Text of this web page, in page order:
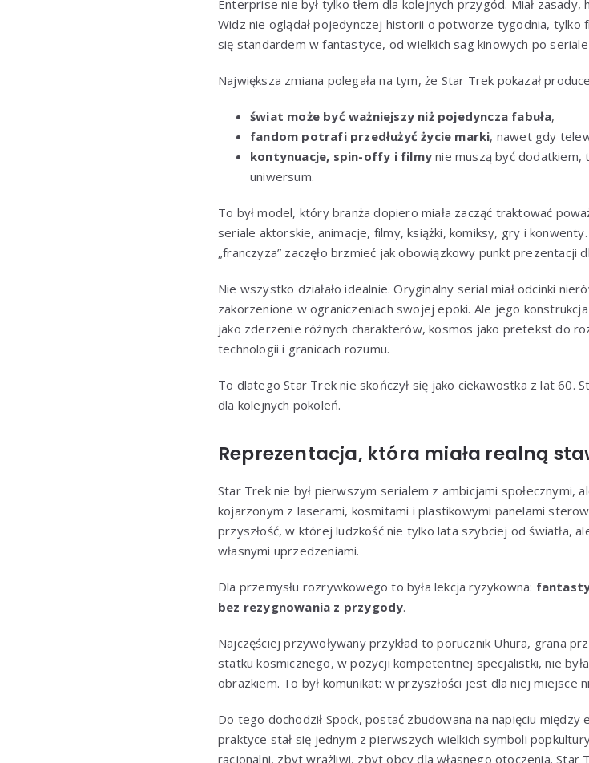
Enterprise nie był tylko tłem dla kolejnych przygód. Miał
Widz nie oglądał pojedynczej historii o potworze tygodnia, tylko
się standardem w fantastyce, od wielkich sag kinowych po
Największa zmiana polegała na tym, że Star Trek pokazał
świat może być ważniejszy niż pojedyncza fabuła,
fandom potrafi przedłużyć życie marki, nawet gdy
kontynuacje, spin-offy i filmy nie muszą być dodatkiem,
uniwersum.
To był model, który branża dopiero miała zacząć traktować
seriale aktorskie, animacje, filmy, książki, komiksy, gry i
„franczyza” zaczęło brzmieć jak obowiązkowy punkt prezentacji
Nie wszystko działało idealnie. Oryginalny serial miał odcinki
zakorzenione w ograniczeniach swojej epoki. Ale jego
jako zderzenie różnych charakterów, kosmos jako pretekst do
technologii i granicach rozumu.
To dlatego Star Trek nie skończył się jako ciekawostka z lat 60.
dla kolejnych pokoleń.
Reprezentacja, która miała realną
Star Trek nie był pierwszym serialem z ambicjami społecznymi,
kojarzonym z laserami, kosmitami i plastikowymi panelami
przyszłość, w której ludzkość nie tylko lata szybciej od światła,
własnymi uprzedzeniami.
Dla przemysłu rozrywkowego to była lekcja ryzykowna:
bez rezygnowania z przygody.
Najczęściej przywoływany przykład to porucznik Uhura, grana
statku kosmicznego, w pozycji kompetentnej specjalistki, nie
obrazkiem. To był komunikat: w przyszłości jest dla niej miejsce
Do tego dochodził Spock, postać zbudowana na napięciu między
praktyce stał się jednym z pierwszych wielkich symboli
racjonalni, zbyt wrażliwi, zbyt obcy dla własnego otoczenia. Star